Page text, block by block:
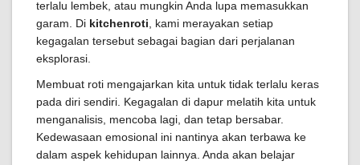
terlalu lembek, atau mungkin Anda lupa memasukkan
garam. Di kitchenroti , kami merayakan setiap
kegagalan tersebut sebagai bagian dari perjalanan
eksplorasi.
Membuat roti mengajarkan kita untuk tidak terlalu keras
pada diri sendiri. Kegagalan di dapur melatih kita untuk
menganalisis, mencoba lagi, dan tetap bersabar.
Kedewasaan emosional ini nantinya akan terbawa ke
dalam aspek kehidupan lainnya. Anda akan belajar